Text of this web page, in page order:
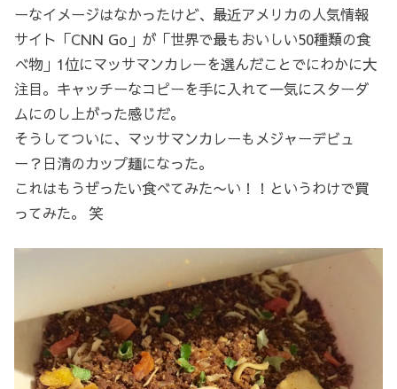
ーなイメージはなかったけど、最近アメリカの人気情報
サイト「CNN Go」が「世界で最もおいしい50種類の食
べ物」1位にマッサマンカレーを選んだことでにわかに大
注目。キャッチーなコピーを手に入れて一気にスターダ
ムにのし上がった感じだ。
そうしてついに、マッサマンカレーもメジャーデビュ
ー？日清のカップ麺になった。
これはもうぜったい食べてみた〜い！！というわけで買
ってみた。 笑